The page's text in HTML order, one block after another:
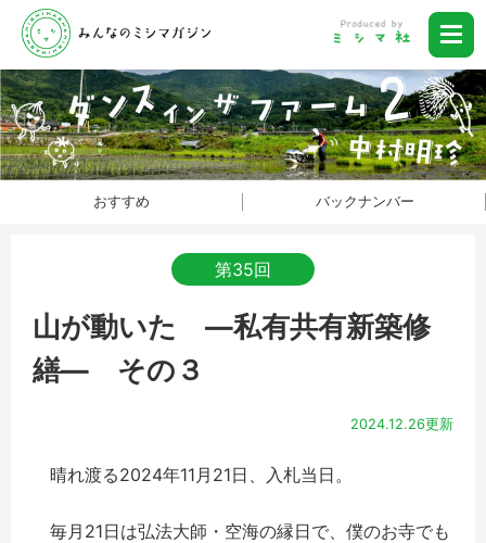
おすすめ バックナンバー
第35回
山が動いた ―私有共有新築修
繕― その３
2024.12.26更新
晴れ渡る2024年11月21日、入札当日。
毎月21日は弘法大師・空海の縁日で、僕のお寺でも